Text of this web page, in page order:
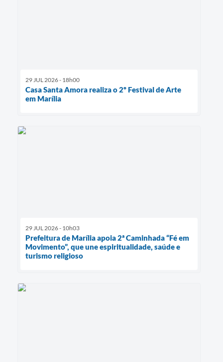
29 JUL 2026 - 18h00
Casa Santa Amora realiza o 2º Festival de Arte
em Marília
29 JUL 2026 - 10h03
Prefeitura de Marília apoia 2ª Caminhada “Fé em
Movimento”, que une espiritualidade, saúde e
turismo religioso